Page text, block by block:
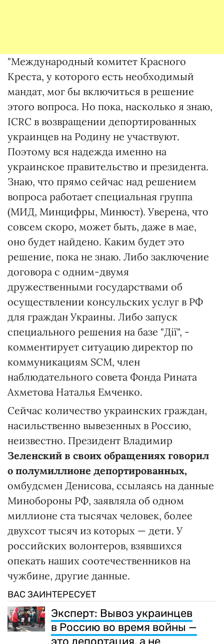
"Международный комитет Красного
Креста, у которого есть необходимый
мандат, мог бы включиться в решение
этого вопроса. Но пока, насколько я знаю,
ICRC в возвращении депортированных
украинцев на Родину не участвуют.
Поэтому вся надежда именно на
украинское правительство и президента.
Знаю, что прямо сейчас над решением
вопроса работает специальная группа
(МИД, Минцифры, Минюст). Уверена, что
совсем скоро, может быть, даже в мае,
оно будет найдено. Каким будет это
решение, пока не знаю. Либо заключение
договора с одним-двумя
дружественными государствами об
осуществлении консульских услуг в РФ
для граждан Украины. Либо запуск
специального решения на базе "Дії", -
комментирует ситуацию директор по
коммуникациям SCM, член
наблюдательного совета Фонда Рината
Ахметова Наталья Емченко.
Сейчас количество украинских граждан,
насильственно вывезенных в Россию,
неизвестно. Президент Владимир
Зеленский в своих обращениях говорил
о полумиллионе депортированных,
омбудсмен Денисова, ссылаясь на данные
Минобороны РФ, заявляла об одном
миллионе ста тысячах человек, более
двухсот тысяч из которых — дети. У
российских волонтеров, взявшихся
опекать наших соотечественников на
чужбине, другие данные.
ВАС ЗАИНТЕРЕСУЕТ
Эксперт: Вывоз украинцев
в Россию во время войны —
это депортация, а не